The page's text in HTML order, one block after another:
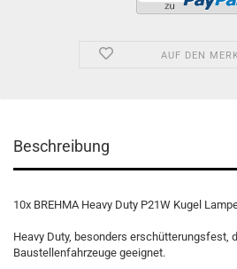
AUF DEN
Beschreibung
10x BREHMA Heavy Duty P21W Kugel
Heavy Duty, besonders erschütterungsfest,
Baustellenfahrzeuge geeignet.